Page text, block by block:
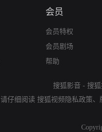
会员
会员特权
会员剧场
帮助
搜狐影音 - 搜
请仔细阅读 搜狐视频隐私政策、